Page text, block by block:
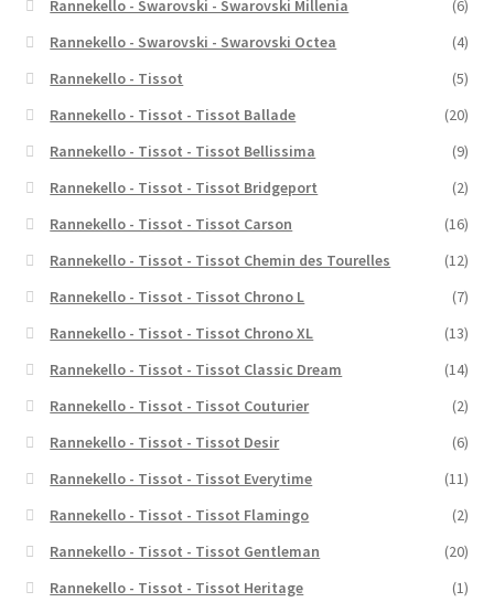
Rannekello - Swarovski - Swarovski Millenia
(6)
Rannekello - Swarovski - Swarovski Octea
(4)
Rannekello - Tissot
(5)
Rannekello - Tissot - Tissot Ballade
(20)
Rannekello - Tissot - Tissot Bellissima
(9)
Rannekello - Tissot - Tissot Bridgeport
(2)
Rannekello - Tissot - Tissot Carson
(16)
Rannekello - Tissot - Tissot Chemin des Tourelles
(12)
Rannekello - Tissot - Tissot Chrono L
(7)
Rannekello - Tissot - Tissot Chrono XL
(13)
Rannekello - Tissot - Tissot Classic Dream
(14)
Rannekello - Tissot - Tissot Couturier
(2)
Rannekello - Tissot - Tissot Desir
(6)
Rannekello - Tissot - Tissot Everytime
(11)
Rannekello - Tissot - Tissot Flamingo
(2)
Rannekello - Tissot - Tissot Gentleman
(20)
Rannekello - Tissot - Tissot Heritage
(1)